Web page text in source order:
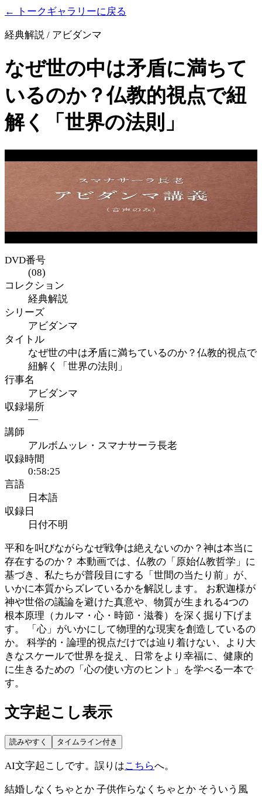
← トークギャラリーに戻る
経典解説 / アビダンマ
なぜ世の中は矛盾に満ちて
いるのか？仏教的視点で紐
解く「世界の法則」
DVD番号
(08)
コレクション
経典解説
シリーズ
アビダンマ
タイトル
なぜ世の中は矛盾に満ちているのか？仏教的視点で
紐解く「世界の法則」
行事名
アビダンマ
収録場所
—
講師
アルボムッレ・スマナサーラ長老
収録時間
0:58:25
言語
日本語
収録日
日付不明
平和を叫びながらなぜ戦争は絶えないのか？神は本当に
存在するのか？ 本動画では、仏教の「原始仏教哲学」に
基づき、私たちが普段目にする「世間の当たり前」が、
いかに本質からズレているかを解説します。 お釈迦様が
神や世俗の議論を避けた真意や、物質が生まれる4つの
根本原理（カルマ・心・時節・滋養）を深く掘り下げま
す。 「心」がいかにして物理的な現実を創造しているの
か。 科学的・論理的視点だけでは辿り着けない、より大
きなスケールで世界を捉え、日常をより幸福に、健康的
に生きるための「心の使い方のヒント」を学べる一本で
す。
文字起こし表示
読みやすく タイムライン付き
AI文字起こしです。誤りはこちらへ。
結婚しなくちゃとか 子供作らなくちゃとか そういう風